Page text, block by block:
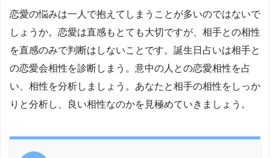
恋愛の悩みは一人で抱えてしまうことが多いのではないで
しょうか。恋愛は直感もとても大切ですが、相手との相性
を直感のみで判断はしないことです。誕生日占いは相手と
の恋愛会相性を診断しまう。意中の人との恋愛相性を占
い、相性を分析しましょう。あなたと相手の相性をしっか
りと分析し、良い相性なのかを見極めていきましょう。